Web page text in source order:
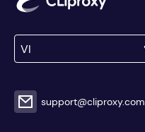
VI
support@cliproxy.com